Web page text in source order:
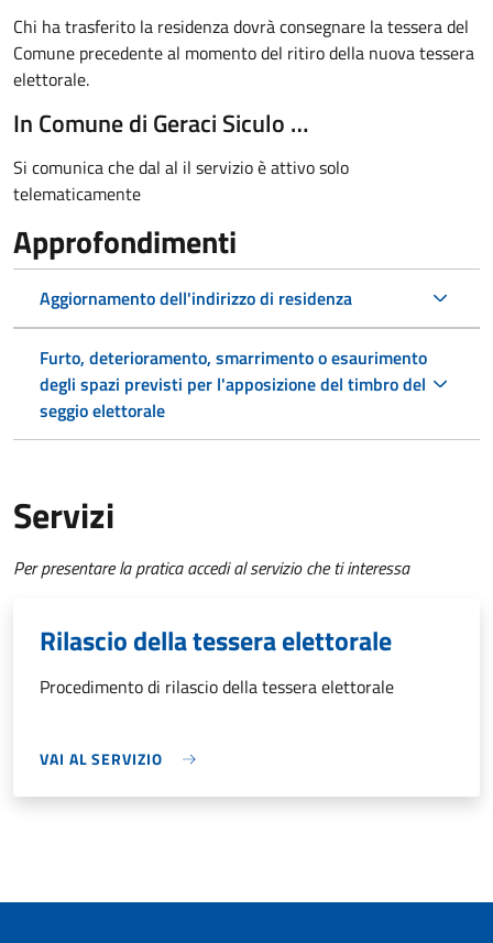
Chi ha trasferito la residenza dovrà consegnare la tessera del
Comune precedente al momento del ritiro della nuova tessera
elettorale.
In Comune di Geraci Siculo …
Si comunica che dal al il servizio è attivo solo
telematicamente
Approfondimenti
Aggiornamento dell'indirizzo di residenza
Furto, deterioramento, smarrimento o esaurimento
degli spazi previsti per l'apposizione del timbro del
seggio elettorale
Servizi
Per presentare la pratica accedi al servizio che ti interessa
Rilascio della tessera elettorale
Procedimento di rilascio della tessera elettorale
VAI AL SERVIZIO